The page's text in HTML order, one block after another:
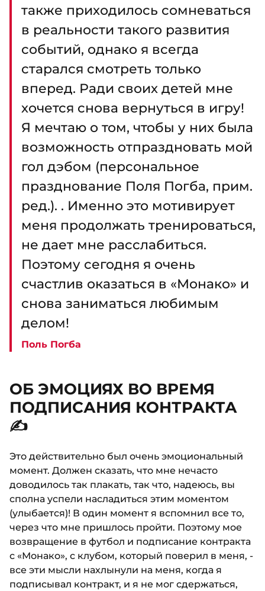
также приходилось сомневаться
в реальности такого развития
событий, однако я всегда
старался смотреть только
вперед. Ради своих детей мне
хочется снова вернуться в игру!
Я мечтаю о том, чтобы у них была
возможность отпраздновать мой
гол дэбом (персональное
празднование Поля Погба, прим.
ред.). . Именно это мотивирует
меня продолжать тренироваться,
не дает мне расслабиться.
Поэтому сегодня я очень
счастлив оказаться в «Монако» и
снова заниматься любимым
делом!
Поль Погба
ОБ ЭМОЦИЯХ ВО ВРЕМЯ
ПОДПИСАНИЯ КОНТРАКТА
✍️
Это действительно был очень эмоциональный
момент. Должен сказать, что мне нечасто
доводилось так плакать, так что, надеюсь, вы
сполна успели насладиться этим моментом
(улыбается)! В один момент я вспомнил все то,
через что мне пришлось пройти. Поэтому мое
возвращение в футбол и подписание контракта
с «Монако», с клубом, который поверил в меня, -
все эти мысли нахлынули на меня, когда я
подписывал контракт, и я не мог сдержаться,